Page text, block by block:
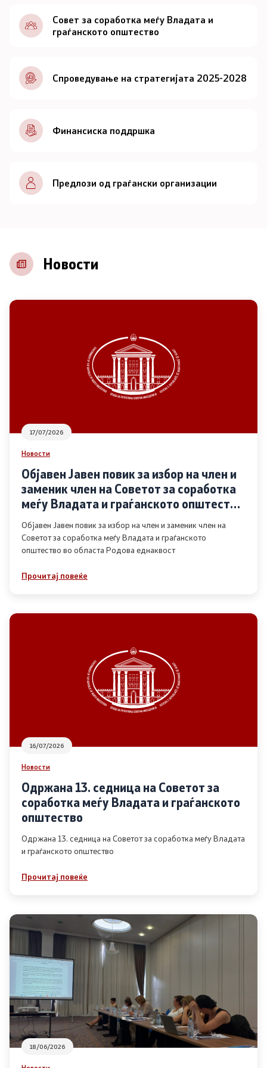
Документи
Совет
За советот
Документи
Записници и дневни редови од седниците на
Советот
Контакт
Основање на здружение
Дијалог меѓу Владата и граѓанскиот сектор
Отворени денови за иницијативи на граѓанските
организации
Финансиска поддршка
Извештаи
Список на ОЈИ
Контакт
Контакт
Линкови
Изјава за пристапност
Со еден клик до сите услуги
Совет за соработка меѓу Владата и
граѓанското општество
Спроведување на стратегијата 2025-2028
Финансиска поддршка
Предлози од граѓански организации
Новости
17/07/2026
Новости
Објавен Јавен повик за избор на член и
заменик член на Советот за соработка
меѓу Владата и граѓанското општество
во областа Родова еднаквост
Објавен Јавен повик за избор на член и заменик член на
Советот за соработка меѓу Владата и граѓанското
општество во областа Родова еднаквост
Прочитај повеќе
16/07/2026
Новости
Одржана 13. седница на Советот за
соработка меѓу Владата и граѓанското
општество
Одржана 13. седница на Советот за соработка меѓу Владата
и граѓанското општество
Прочитај повеќе
18/06/2026